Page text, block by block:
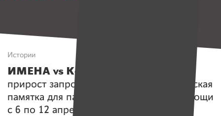
Истории
ИМЕНА vs Коронавирус.
прирост запросов от врачей и юридическая
памятка для партнеров — дайджест помощи
с 6 по 12 апреля